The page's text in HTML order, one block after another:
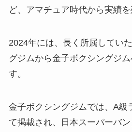
ど、アマチュア時代から実績を
2024年には、長く所属してい
グジムから金子ボクシングジ
す。
金子ボクシングジムでは、A級
て掲載され、日本スーパーバ